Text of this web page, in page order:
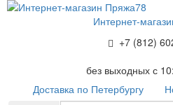
Интернет-
+7 (812)
без выходных с
Доставка по Петербургу